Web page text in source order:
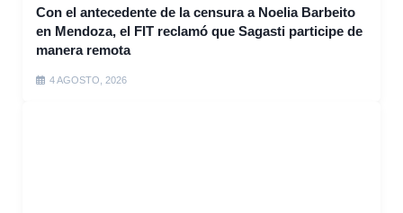
Con el antecedente de la censura a Noelia Barbeito
en Mendoza, el FIT reclamó que Sagasti participe de
manera remota
4 AGOSTO, 2026